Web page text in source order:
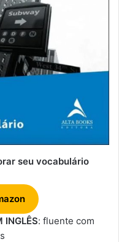
seu vocabulário
INGLÊS: fluente com